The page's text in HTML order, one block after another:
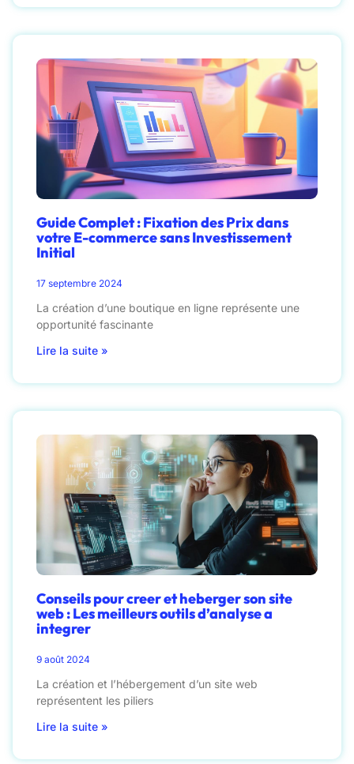
Guide Complet : Fixation des Prix dans
votre E-commerce sans Investissement
Initial
17 septembre 2024
La création d’une boutique en ligne représente une
opportunité fascinante
Lire la suite »
Conseils pour creer et heberger son site
web : Les meilleurs outils d’analyse a
integrer
9 août 2024
La création et l’hébergement d’un site web
représentent les piliers
Lire la suite »